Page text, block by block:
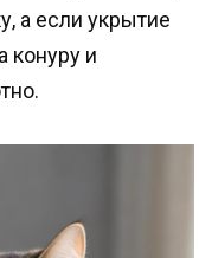
а если укрытие
конуру и